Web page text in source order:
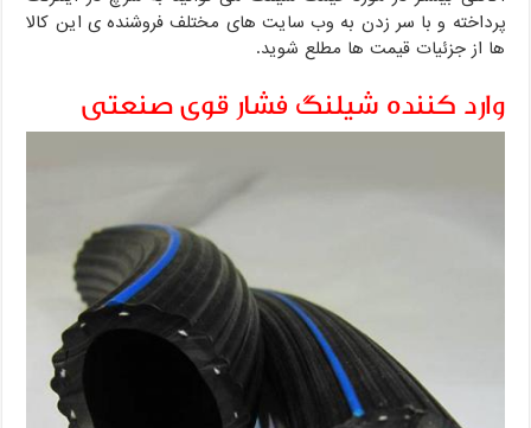
پرداخته و با سر زدن به وب سایت های مختلف فروشنده ی این کالا
ها از جزئیات قیمت ها مطلع شوید.
وارد کننده شیلنگ فشار قوی صنعتی